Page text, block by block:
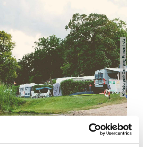
©
Naturpark Camping Prinzenholz
CAMPING PRINZENHOLZ